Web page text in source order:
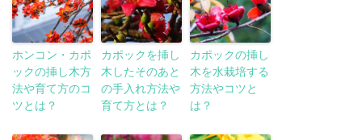
ホンコン・カポ
ックの挿し木方
法や育て方のコ
ツとは？
カポックを挿し
木したそのあと
の手入れ方法や
育て方とは？
カポックの挿し
木を水栽培する
方法やコツと
は？